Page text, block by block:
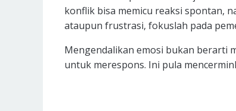
konflik bisa memicu reaksi spontan,
ataupun frustrasi, fokuslah pada
Mengendalikan emosi bukan berarti
untuk merespons. Ini pula